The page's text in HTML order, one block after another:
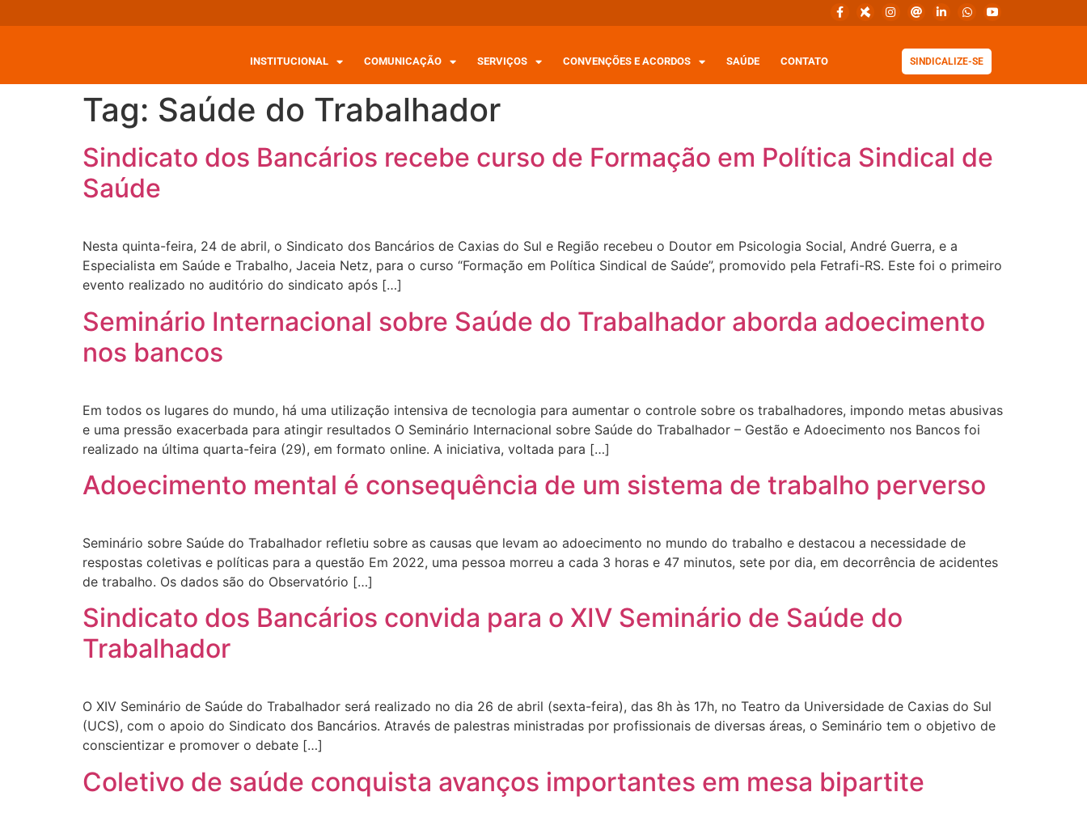
INSTITUCIONAL COMUNICAÇÃO SERVIÇOS CONVENÇÕES E ACORDOS SAÚDE CONTATO SINDICALIZE-SE
Tag: Saúde do Trabalhador
Sindicato dos Bancários recebe curso de Formação em Política Sindical de
Saúde
Nesta quinta-feira, 24 de abril, o Sindicato dos Bancários de Caxias do Sul e Região recebeu o Doutor em Psicologia Social, André Guerra, e a
Especialista em Saúde e Trabalho, Jaceia Netz, para o curso “Formação em Política Sindical de Saúde”, promovido pela Fetrafi-RS. Este foi o primeiro
evento realizado no auditório do sindicato após […]
Seminário Internacional sobre Saúde do Trabalhador aborda adoecimento
nos bancos
Em todos os lugares do mundo, há uma utilização intensiva de tecnologia para aumentar o controle sobre os trabalhadores, impondo metas abusivas
e uma pressão exacerbada para atingir resultados O Seminário Internacional sobre Saúde do Trabalhador – Gestão e Adoecimento nos Bancos foi
realizado na última quarta-feira (29), em formato online. A iniciativa, voltada para […]
Adoecimento mental é consequência de um sistema de trabalho perverso
Seminário sobre Saúde do Trabalhador refletiu sobre as causas que levam ao adoecimento no mundo do trabalho e destacou a necessidade de
respostas coletivas e políticas para a questão Em 2022, uma pessoa morreu a cada 3 horas e 47 minutos, sete por dia, em decorrência de acidentes
de trabalho. Os dados são do Observatório […]
Sindicato dos Bancários convida para o XIV Seminário de Saúde do
Trabalhador
O XIV Seminário de Saúde do Trabalhador será realizado no dia 26 de abril (sexta-feira), das 8h às 17h, no Teatro da Universidade de Caxias do Sul
(UCS), com o apoio do Sindicato dos Bancários. Através de palestras ministradas por profissionais de diversas áreas, o Seminário tem o objetivo de
conscientizar e promover o debate […]
Coletivo de saúde conquista avanços importantes em mesa bipartite